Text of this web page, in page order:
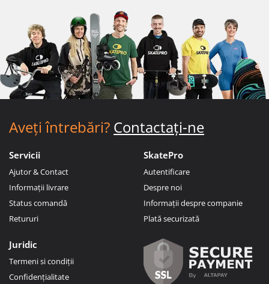
Aveți întrebări? Contactați-ne
Servicii
Ajutor & Contact
Informații livrare
Status comandă
Retururi
SkatePro
Autentificare
Despre noi
Informații despre companie
Plată securizată
Juridic
Termeni si condiții
Confidențialitate